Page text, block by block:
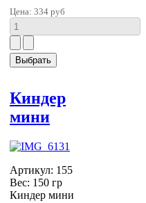
Цена: 334 руб
Киндер
мини
Артикул: 155
Вес: 150 гр
Киндер мини